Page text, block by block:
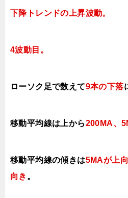
下降トレンドの上昇波動。
4波動目。
ローソク足で数えて9本の下落
移動平均線は上から200MA、
移動平均線の傾きは5MAが上
向き 。